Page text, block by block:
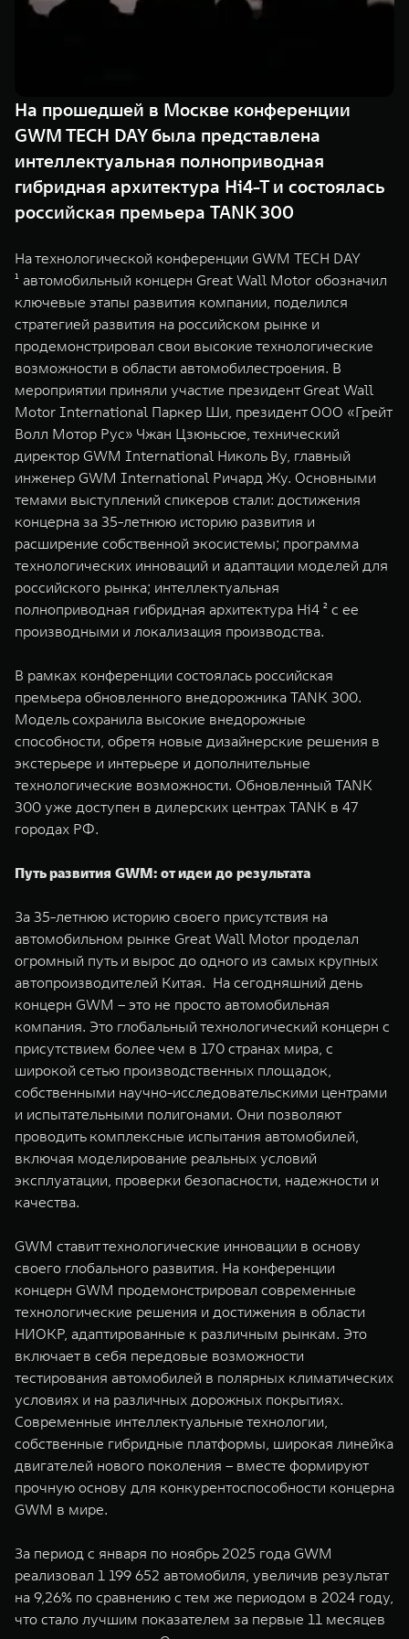
от 6 499 000 ₽ от 10 199 000 ₽
Расширяя границы комфорта
от 6 149 000 ₽
Эстетика нового времени
от 5 699 000 ₽
WEY 80
Масштаб возможностей
от 6 449 000 ₽
WEY 80 Лаундж
Масштаб возможностей
от 8 099 000 ₽
TANK Финансы
TANK Кредит
TANK Лизинг
TANK Страхование
Сервис
ЦИФРОВЫЕ СЕРВИСЫ TANK
Цифровые сервисы TANK
Подписки
На прошедшей в Москве конференции
GWM TECH DAY была представлена
интеллектуальная полноприводная
гибридная архитектура Hi4-T и состоялась
российская премьера TANK 300
На технологической конференции GWM TECH DAY
¹ автомобильный концерн Great Wall Motor обозначил
ключевые этапы развития компании, поделился
стратегией развития на российском рынке и
продемонстрировал свои высокие технологические
возможности в области автомобилестроения. В
мероприятии приняли участие президент Great Wall
Motor International Паркер Ши, президент ООО «Грейт
Волл Мотор Рус» Чжан Цзюньсюе, технический
директор GWM International Николь Ву, главный
инженер GWM International Ричард Жу. Основными
темами выступлений спикеров стали: достижения
концерна за 35-летнюю историю развития и
расширение собственной экосистемы; программа
технологических инноваций и адаптации моделей для
российского рынка; интеллектуальная
полноприводная гибридная архитектура Hi4 ² с ее
производными и локализация производства.
В рамках конференции состоялась российская
премьера обновленного внедорожника TANK 300.
Модель сохранила высокие внедорожные
способности, обретя новые дизайнерские решения в
экстерьере и интерьере и дополнительные
технологические возможности. Обновленный TANK
300 уже доступен в дилерских центрах TANK в 47
городах РФ.
Путь развития GWM: от идеи до результата
За 35-летнюю историю своего присутствия на
автомобильном рынке Great Wall Motor проделал
огромный путь и вырос до одного из самых крупных
автопроизводителей Китая. На сегодняшний день
концерн GWM – это не просто автомобильная
компания. Это глобальный технологический концерн с
присутствием более чем в 170 странах мира, с
широкой сетью производственных площадок,
собственными научно-исследовательскими центрами
и испытательными полигонами. Они позволяют
проводить комплексные испытания автомобилей,
включая моделирование реальных условий
эксплуатации, проверки безопасности, надежности и
качества.
GWM ставит технологические инновации в основу
своего глобального развития. На конференции
концерн GWM продемонстрировал современные
технологические решения и достижения в области
НИОКР, адаптированные к различным рынкам. Это
включает в себя передовые возможности
тестирования автомобилей в полярных климатических
условиях и на различных дорожных покрытиях.
Современные интеллектуальные технологии,
собственные гибридные платформы, широкая линейка
двигателей нового поколения – вместе формируют
прочную основу для конкурентоспособности концерна
GWM в мире.
За период с января по ноябрь 2025 года GWM
реализовал 1 199 652 автомобиля, увеличив результат
на 9,26% по сравнению с тем же периодом в 2024 году,
что стало лучшим показателем за первые 11 месяцев